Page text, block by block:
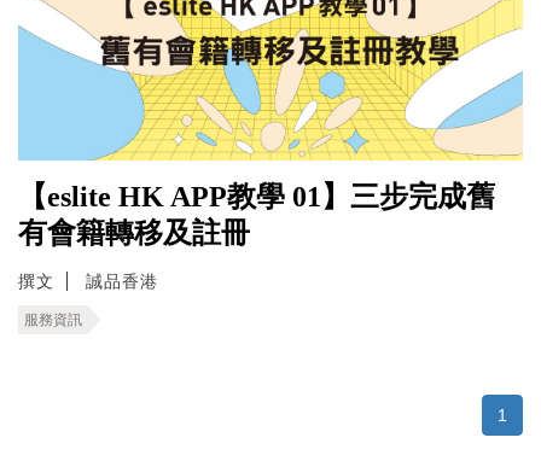
【eslite HK APP教學 01】三步完成舊
有會籍轉移及註冊
撰文 誠品香港
服務資訊
1